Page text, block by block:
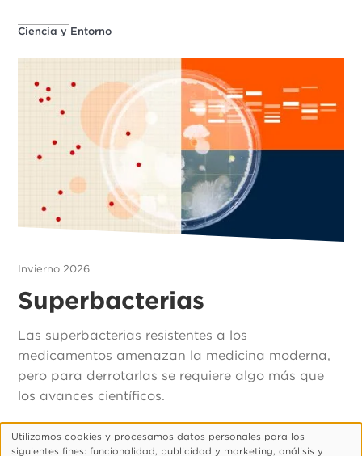
Ciencia y Entorno
Invierno 2026
Superbacterias
Las superbacterias resistentes a los
medicamentos amenazan la medicina moderna,
pero para derrotarlas se requiere algo más que
los avances científicos.
Uso
Utilizamos cookies y procesamos datos personales para los
siguientes fines: funcionalidad, publicidad y marketing, análisis y